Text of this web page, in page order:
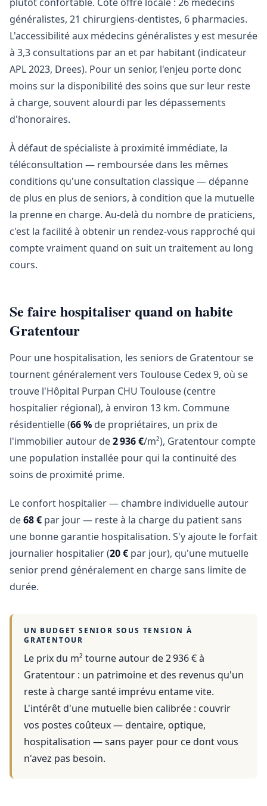
généralistes, 21 chirurgiens-dentistes, 6 pharmacies.
L'accessibilité aux médecins généralistes y est mesurée
à 3,3 consultations par an et par habitant (indicateur
APL 2023, Drees). Pour un senior, l'enjeu porte donc
moins sur la disponibilité des soins que sur leur reste
à charge, souvent alourdi par les dépassements
d'honoraires.
À défaut de spécialiste à proximité immédiate, la
téléconsultation — remboursée dans les mêmes
conditions qu'une consultation classique — dépanne
de plus en plus de seniors, à condition que la mutuelle
la prenne en charge. Au-delà du nombre de praticiens,
c'est la facilité à obtenir un rendez-vous rapproché qui
compte vraiment quand on suit un traitement au long
cours.
Se faire hospitaliser quand on habite
Gratentour
Pour une hospitalisation, les seniors de Gratentour se
tournent généralement vers Toulouse Cedex 9, où se
trouve l'Hôpital Purpan CHU Toulouse (centre
hospitalier régional), à environ 13 km. Commune
résidentielle (66 % de propriétaires, un prix de
l'immobilier autour de2 936 €/m²), Gratentour compte
une population installée pour qui la continuité des
soins de proximité prime.
Le confort hospitalier — chambre individuelle autour
de68 € par jour — reste à la charge du patient sans
une bonne garantie hospitalisation. S'y ajoute le forfait
journalier hospitalier (20 € par jour), qu'une mutuelle
senior prend généralement en charge sans limite de
durée.
UN BUDGET SENIOR SOUS TENSION À
GRATENTOUR
Le prix du m² tourne autour de 2 936 €à
Gratentour : un patrimoine et des revenus qu'un
reste à charge santé imprévu entame vite.
L'intérêt d'une mutuelle bien calibrée : couvrir
vos postes coûteux — dentaire, optique,
hospitalisation — sans payer pour ce dont vous
n'avez pas besoin.